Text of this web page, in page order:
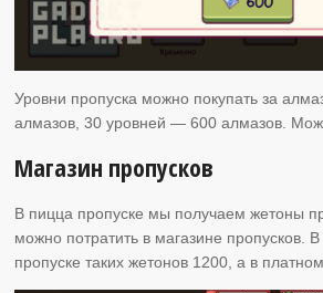
Уровни пропуска можно покупать за
алмазов, 30 уровней — 600 алмазов.
Магазин пропусков
В пицца пропуске мы получаем жетоны
можно потратить в магазине пропусков.
пропуске таких жетонов 1200, а в